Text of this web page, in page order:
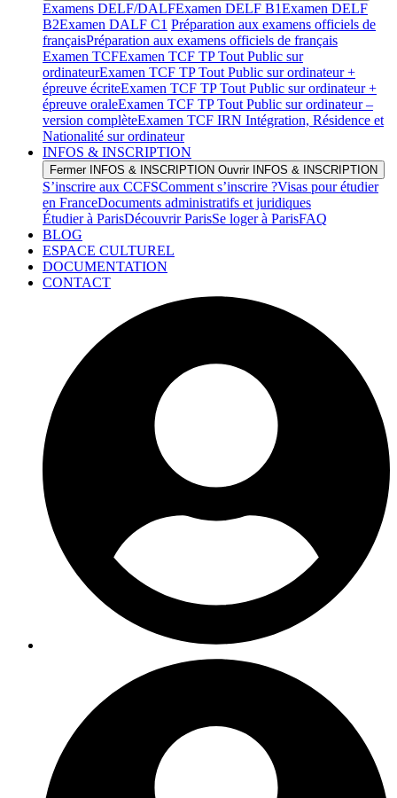
Examens DELF/DALFExamen DELF B1Examen DELF
B2Examen DALF C1 Préparation aux examens officiels de
françaisPréparation aux examens officiels de français
Examen TCFExamen TCF TP Tout Public sur
ordinateurExamen TCF TP Tout Public sur ordinateur +
épreuve écriteExamen TCF TP Tout Public sur ordinateur +
épreuve oraleExamen TCF TP Tout Public sur ordinateur –
version complèteExamen TCF IRN Intégration, Résidence et
Nationalité sur ordinateur
INFOS & INSCRIPTION
Fermer INFOS & INSCRIPTION Ouvrir INFOS & INSCRIPTION
S’inscrire aux CCFSComment s’inscrire ?Visas pour étudier
en FranceDocuments administratifs et juridiques
Étudier à ParisDécouvrir ParisSe loger à ParisFAQ
BLOG
ESPACE CULTUREL
DOCUMENTATION
CONTACT